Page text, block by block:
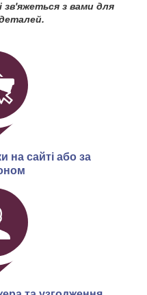
зв'яжеться з вами для
на сайті або за